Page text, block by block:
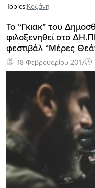
Topics:Κοζάνη
Το “Γκιακ” του
φιλοξενηθεί στο
φεστιβάλ “Μέρες
18 Φεβρουαρίου 2017